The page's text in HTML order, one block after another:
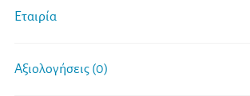
Εταιρία
Αξιολογήσεις (0)